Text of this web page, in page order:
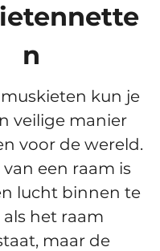
n
kun je
veilige manier
voor de wereld.
een raam is
lucht binnen te
als het raam
maar de